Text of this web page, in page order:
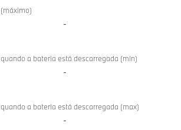
-
a bateria está descarregada (min)
-
a bateria está descarregada (max)
-